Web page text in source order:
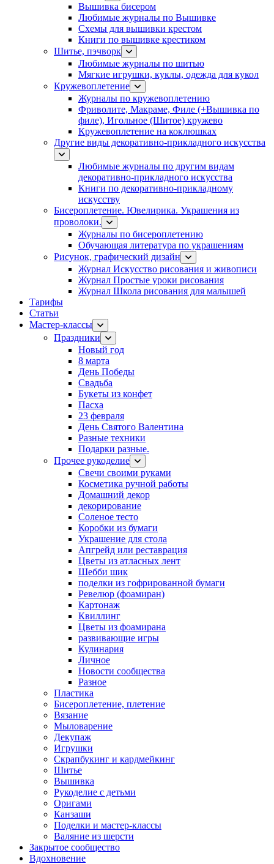
Вышивка бисером
Любимые журналы по Вышивке
Схемы для вышивки крестом
Книги по вышивке крестиком
Шитье, пэчворк
Любимые журналы по шитью
Мягкие игрушки, куклы, одежда для кукол
Кружевоплетение
Журналы по кружевоплетению
Фриволите, Макраме, Филе (+Вышивка по
филе), Игольное (Шитое) кружево
Кружевоплетение на коклюшках
Другие виды декоративно-прикладного искусства
Любимые журналы по другим видам
декоративно-прикладного искусства
Книги по декоративно-прикладному
искусству
Бисероплетение. Ювелирика. Украшения из
проволоки.
Журналы по бисероплетению
Обучающая литература по украшениям
Рисунок, графический дизайн
Журнал Искусство рисования и живописи
Журнал Простые уроки рисования
Журнал Школа рисования для малышей
Тарифы
Статьи
Мастер-классы
Праздники
Новый год
8 марта
День Победы
Свадьба
Букеты из конфет
Пасха
23 февраля
День Святого Валентина
Разные техники
Подарки разные.
Прочее рукоделие
Свечи своими руками
Косметика ручной работы
Домашний декор
декорирование
Соленое тесто
Коробки из бумаги
Украшение для стола
Апгрейд или реставрация
Цветы из атласных лент
Шебби шик
поделки из гофрированной бумаги
Ревелюр (фоамиран)
Картонаж
Квиллинг
Цветы из фоамирана
развивающие игры
Кулинария
Личное
Новости сообщества
Разное
Пластика
Бисероплетение, плетение
Вязание
Мыловарение
Декупаж
Игрушки
Скрапбукинг и кардмейкинг
Шитье
Вышивка
Рукоделие с детьми
Оригами
Канзаши
Поделки и мастер-классы
Валяние из шерсти
Закрытое сообщество
Вдохновение